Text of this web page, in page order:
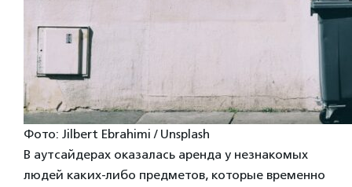
Фото: Jilbert Ebrahimi / Unsplash
В аутсайдерах оказалась аренда у незнакомых
людей каких-либо предметов, которые временно